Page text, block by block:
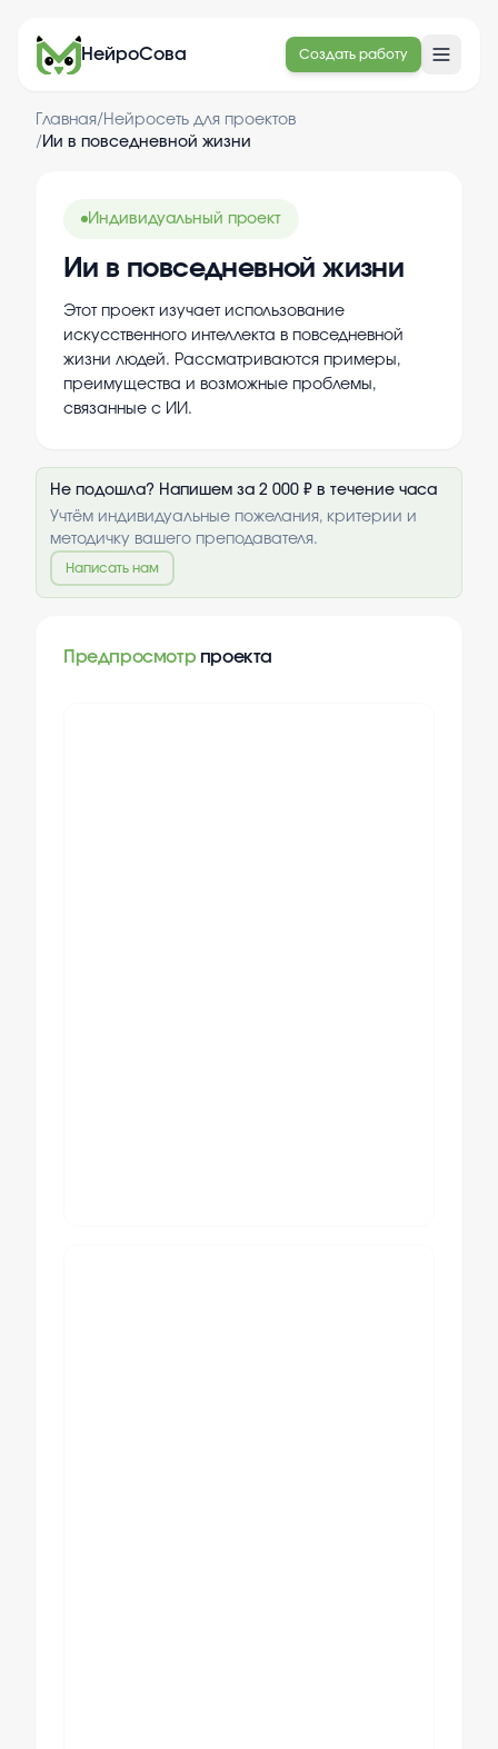
НейроСова Создать работу
Главная/ Нейросеть для проектов
/ Ии в повседневной жизни
Индивидуальный проект
Ии в повседневной жизни
Этот проект изучает использование
искусственного интеллекта в повседневной
жизни людей. Рассматриваются примеры,
преимущества и возможные проблемы,
связанные с ИИ.
Не подошла? Напишем за 2 000 ₽ в течение часа
Учтём индивидуальные пожелания, критерии и
методичку вашего преподавателя.
Написать нам
Предпросмотр проекта